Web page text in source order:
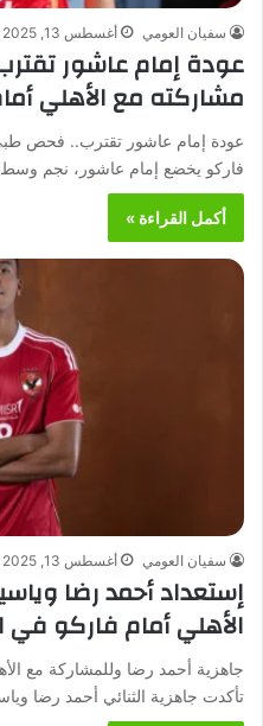
سفيان العومي أغسطس 13, 2025
عودة إمام عاشور
مشاركته مع الأهلي
عودة إمام عاشور تقترب.. فحص
فاركو يخضع إمام عاشور، نجم وسط
أكمل القراءة »
سفيان العومي أغسطس 13, 2025
إستعداد أحمد رضا
الأهلي أمام فاركو في
جاهزية أحمد رضا وللمشاركة مع
تأكدت جاهزية الثنائي أحمد رضا